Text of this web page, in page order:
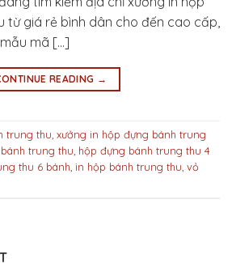
từ giá rẻ bình dân cho đến cao cấp,
mã […]
READING →
trung thu, xưởng in hộp đựng bánh trung
trung thu, hộp đựng bánh trung thu 4
thu 6 bánh, in hộp bánh trung thu, vỏ